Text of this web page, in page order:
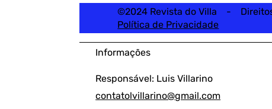
©2024 Revista do Villa - Direitos
Política de Privacidade
Informações
Responsável: Luis Villarino
contatolvillarino@gmail.com